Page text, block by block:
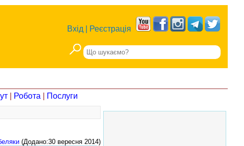
Вхід Реєстрація
Робота
Послуги
(Додано:30 вересня 2014)